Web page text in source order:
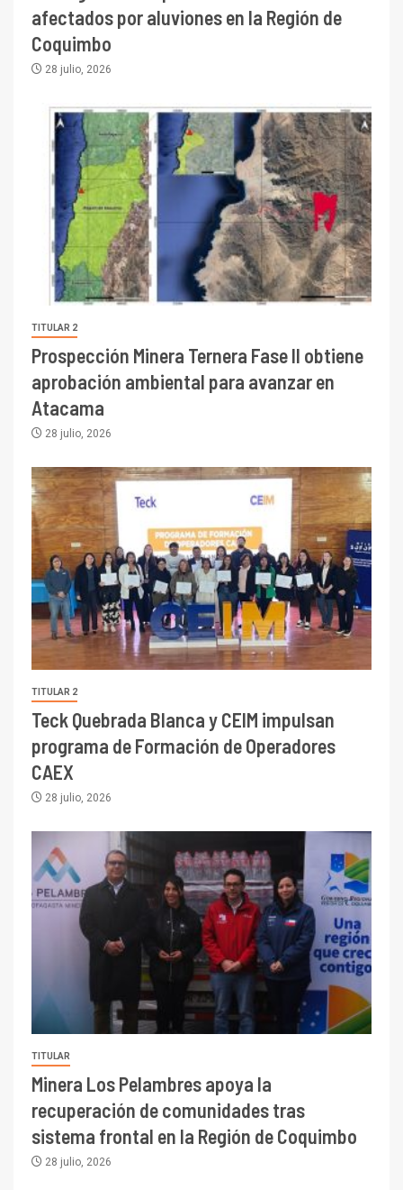
afectados por aluviones en la Región de
Coquimbo
28 julio, 2026
TITULAR 2
Prospección Minera Ternera Fase II obtiene
aprobación ambiental para avanzar en
Atacama
28 julio, 2026
TITULAR 2
Teck Quebrada Blanca y CEIM impulsan
programa de Formación de Operadores
CAEX
28 julio, 2026
TITULAR
Minera Los Pelambres apoya la
recuperación de comunidades tras
sistema frontal en la Región de Coquimbo
28 julio, 2026